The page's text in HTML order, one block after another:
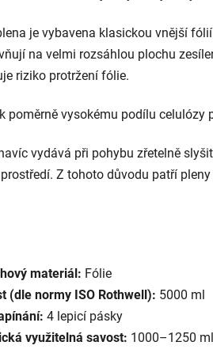
je vybavena klasickou vnější
na velmi rozsáhlou plochu
riziko protržení fólie.
poměrně vysokému podílu celulózy
vydává při pohybu zřetelně
Z tohoto důvodu patří
materiál: Fólie
(dle normy ISO Rothwell): 5000 ml
4 lepicí pásky
využitelná savost: 1000–1250 ml